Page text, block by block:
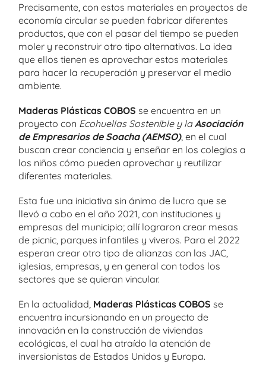
Precisamente, con estos materiales en proyectos de
economía circular se pueden fabricar diferentes
productos, que con el pasar del tiempo se pueden
moler y reconstruir otro tipo alternativas. La idea
que ellos tienen es aprovechar estos materiales
para hacer la recuperación y preservar el medio
ambiente.
Maderas Plásticas COBOS se encuentra en un
proyecto con Ecohuellas Sostenible y laAsociación
de Empresarios de Soacha (AEMSO), en el cual
buscan crear conciencia y enseñar en los colegios a
los niños cómo pueden aprovechar y reutilizar
diferentes materiales.
Esta fue una iniciativa sin ánimo de lucro que se
llevó a cabo en el año 2021, con instituciones y
empresas del municipio; allí lograron crear mesas
de picnic, parques infantiles y viveros. Para el 2022
esperan crear otro tipo de alianzas con las JAC,
iglesias, empresas, y en general con todos los
sectores que se quieran vincular.
En la actualidad, Maderas Plásticas COBOS se
encuentra incursionando en un proyecto de
innovación en la construcción de viviendas
ecológicas, el cual ha atraído la atención de
inversionistas de Estados Unidos y Europa.